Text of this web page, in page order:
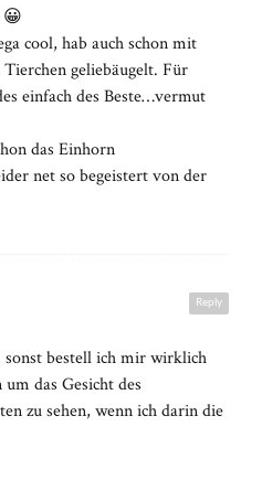
😀
cool, hab auch schon mit
geliebäugelt. Für
einfach des Beste…vermut
das Einhorn
net so begeistert von der
Reply
bestell ich mir wirklich
das Gesicht des
zu sehen, wenn ich darin die